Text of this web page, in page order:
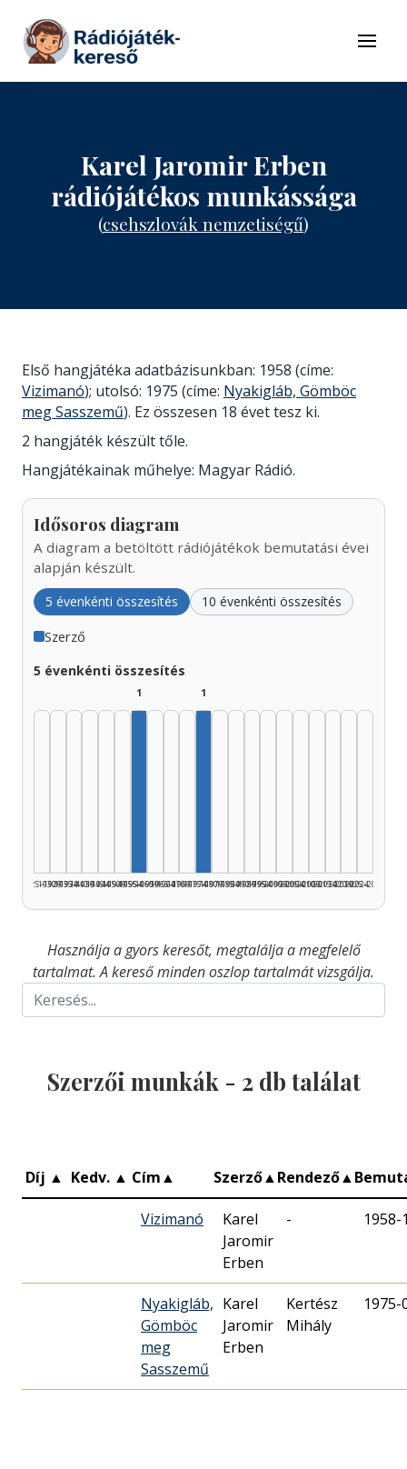
Tovább a tartalomhoz
Menü
Karel Jaromir Erben
rádiójátékos munkássága
(csehszlovák nemzetiségű)
Első hangjátéka adatbázisunkban: 1958 (címe:
Vizimanó); utolsó: 1975 (címe: Nyakigláb, Gömböc
meg Sasszemű). Ez összesen 18 évet tesz ki.
2 hangjáték készült tőle.
Hangjátékainak műhelye: Magyar Rádió.
Idősoros diagram
A diagram a betöltött rádiójátékok bemutatási évei
alapján készült.
5 évenkénti összesítés 10 évenkénti összesítés
Szerző
5 évenkénti összesítés
1925–1929
1930–1934
1935–1939
1940–1944
1945–1949
1950–1954
1
1955–1959
1960–1964
1965–1969
1970–1974
1
1975–1979
1980–1984
1985–1989
1990–1994
1995–1999
2000–2004
2005–2009
2010–2014
2015–2019
2020–2024
2025–2026
Használja a gyors keresőt, megtalálja a megfelelő
tartalmat. A kereső minden oszlop tartalmát vizsgálja.
Szerzői munkák - 2 db találat
Díj ▲ Kedv. ▲ Cím▲ Szerző▲Rendező▲
Vizimanó
Karel
Jaromir
Erben
- 1958-
Nyakigláb,
Gömböc
meg
Sasszemű
Karel
Jaromir
Erben
Kertész
Mihály
1975-